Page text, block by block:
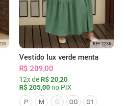
REF 2236
Vestido lux verde menta
R$ 209,00
12x de R$ 20,20
R$ 205,00 no PIX
P M G GG G1